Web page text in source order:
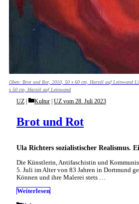
Oben: Brot und Rot, 2010, 50 x 60 cm, Harzöl auf Leinwand
x 50 cm, Harzöl auf Leinwand
Ula Richters sozialistischer Realismus.
Brot und Rot
UZ Categories
Kultur UZ vom 28. Juli 2023
Die Künstlerin, Antifaschistin und
5. Juli im Alter von 83 Jahren in Dortmund
Können und ihre Malerei stets …
Weiterlesen